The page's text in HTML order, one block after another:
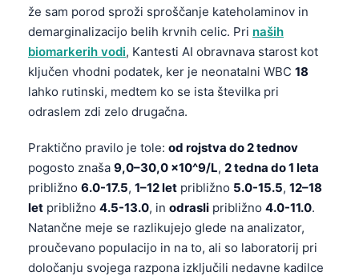
že sam porod sproži sproščanje kateholaminov in
demarginalizacijo belih krvnih celic. Pri naših
biomarkerih vodi, Kantesti AI obravnava starost kot
ključen vhodni podatek, ker je neonatalni WBC 18
lahko rutinski, medtem ko se ista številka pri
odraslem zdi zelo drugačna.
Praktično pravilo je tole: od rojstva do 2 tednov
pogosto znaša 9,0–30,0 ×10^9/L, 2 tedna do 1 leta
približno 6.0-17.5, 1–12 let približno 5.0-15.5, 12–18
let približno 4.5-13.0, in odrasli približno 4.0-11.0.
Natančne meje se razlikujejo glede na analizator,
proučevano populacijo in na to, ali so laboratorij pri
določanju svojega razpona izključili nedavne kadilce